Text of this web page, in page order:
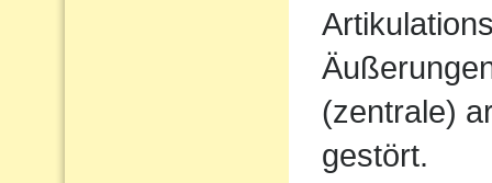
(zentrale)
gestört.